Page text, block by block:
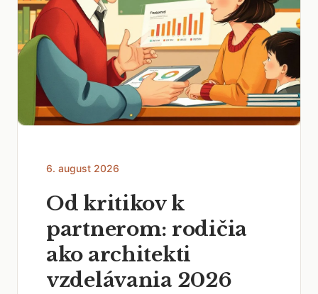
6. august 2026
Od kritikov k
partnerom: rodičia
ako architekti
vzdelávania 2026